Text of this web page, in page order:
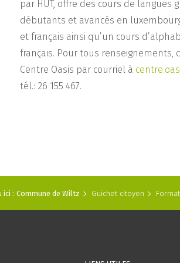
par HUT, offre des cours de langues
débutants et avancés en
et français ainsi qu’un cours
français. Pour tous renseignements,
Centre Oasis par courriel à
tél.: 26 155 467.
ici : Commune de Wiltz Guichet citoyen